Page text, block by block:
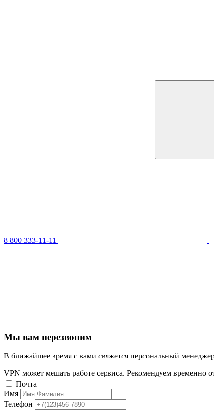
8 800 333-11-11
Мы вам перезвоним
В ближайшее время с вами свяжется персональный
VPN может мешать работе сервиса. Рекомендуем временно
Почта
Имя
Телефон